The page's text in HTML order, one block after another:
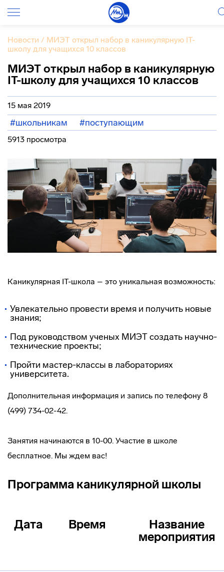
Новости / МИЭТ открыл набор в каникулярную IT-
школу для учащихся 10 классов
МИЭТ открыл набор в каникулярную
IT-школу для учащихся 10 классов
15 мая 2019
#школьникам #поступающим
5913 просмотра
Каникулярная IT-школа – это уникальная возможность:
Увлекательно провести время и получить новые
знания;
Под руководством ученых МИЭТ создать научно-
технические проекты;
Пройти мастер-классы в лабораториях
университета.
Дополнительная информация и запись по телефону 8
(499) 734-02-42.
Занятия начинаются в 10-00. Участие в школе
бесплатное. Мы ждем вас!
Программа каникулярной школы
Дата Время
Название
мероприятия